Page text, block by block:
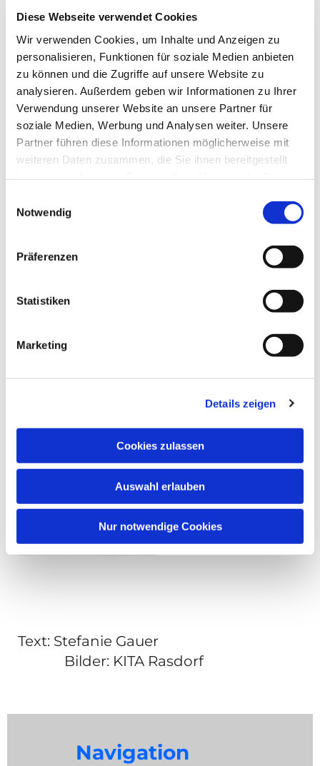
Diese Webseite verwendet Cookies
Wir verwenden Cookies, um Inhalte und Anzeigen zu
personalisieren, Funktionen für soziale Medien anbieten
zu können und die Zugriffe auf unsere Website zu
analysieren. Außerdem geben wir Informationen zu Ihrer
Verwendung unserer Website an unsere Partner für
soziale Medien, Werbung und Analysen weiter. Unsere
Partner führen diese Informationen möglicherweise mit
weiteren Daten zusammen, die Sie ihnen bereitgestellt
Notwendig
Präferenzen
Statistiken
Marketing
Details zeigen
Cookies zulassen
Auswahl erlauben
Nur notwendige Cookies
Text: Stefanie Gauer
Bilder: KITA Rasdorf
Navigation